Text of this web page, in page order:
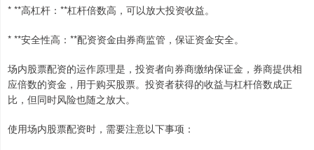
* **高杠杆：**杠杆倍数高，可以放大投资收益。
* **安全性高：**配资资金由券商监管，保证资金安全。
场内股票配资的运作原理是，投资者向券商缴纳保证金，券商提供相
应倍数的资金，用于购买股票。投资者获得的收益与杠杆倍数成正
比，但同时风险也随之放大。
使用场内股票配资时，需要注意以下事项：